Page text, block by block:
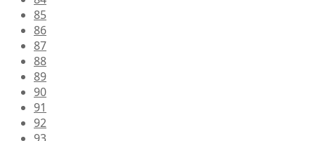
85
86
87
88
89
90
91
92